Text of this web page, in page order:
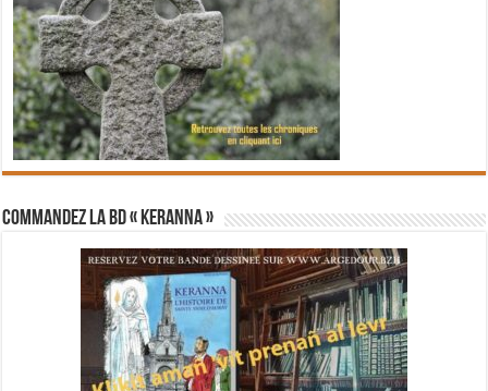
Commandez la BD « Keranna »